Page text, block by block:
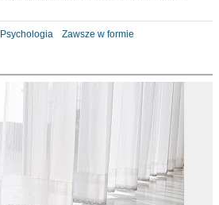
Psychologia Zawsze w formie